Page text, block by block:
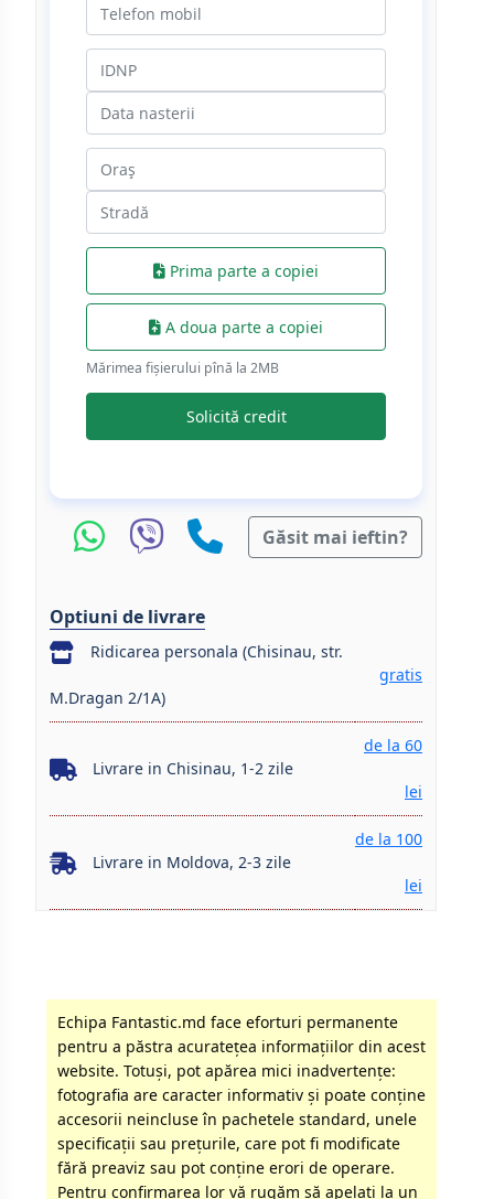
Prima parte a copiei
A doua parte a copiei
Mărimea fișierului pînă la 2МB
Solicită credit
Găsit mai ieftin?
Optiuni de livrare
Ridicarea personala (Chisinau, str.
M.Dragan 2/1A)
gratis
Livrare in Chisinau, 1-2 zile
de la 60
lei
Livrare in Moldova, 2-3 zile
de la 100
lei
Echipa Fantastic.md face eforturi permanente
pentru a păstra acurateţea informaţiilor din acest
website. Totuși, pot apărea mici inadvertenţe:
fotografia are caracter informativ şi poate conţine
accesorii neincluse în pachetele standard, unele
specificaţii sau preţurile, care pot fi modificate
fără preaviz sau pot conţine erori de operare.
Pentru confirmarea lor vă rugăm să apelati la un